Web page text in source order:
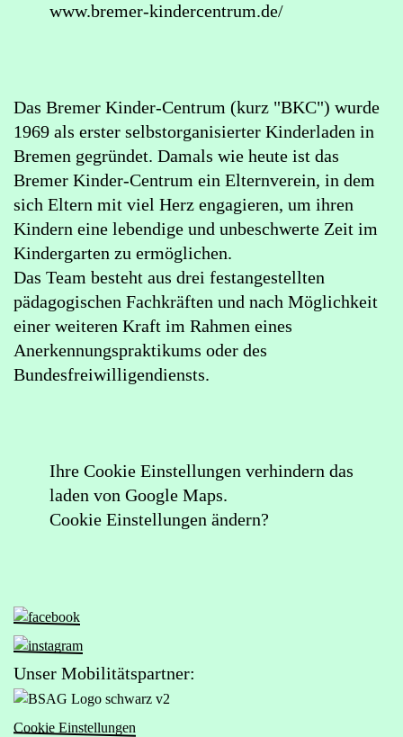
www.bremer-kindercentrum.de/
Kinder
Centrum
e.V.
in
Google
Maps
öffnen
(externer
Link)
Das Bremer Kinder-Centrum (kurz "BKC") wurde
1969 als erster selbstorganisierter Kinderladen in
Bremen gegründet. Damals wie heute ist das
Bremer Kinder-Centrum ein Elternverein, in dem
sich Eltern mit viel Herz engagieren, um ihren
Kindern eine lebendige und unbeschwerte Zeit im
Kindergarten zu ermöglichen.
Das Team besteht aus drei festangestellten
pädagogischen Fachkräften und nach Möglichkeit
einer weiteren Kraft im Rahmen eines
Anerkennungspraktikums oder des
Bundesfreiwilligendiensts.
Ihre Cookie Einstellungen verhindern das
laden von Google Maps.
Cookie Einstellungen ändern?
Zur
Facebook-
Seite
von
Das
Viertel
Zur
Seite
von
Das
Unser Mobilitätspartner:
Cookie Einstellungen